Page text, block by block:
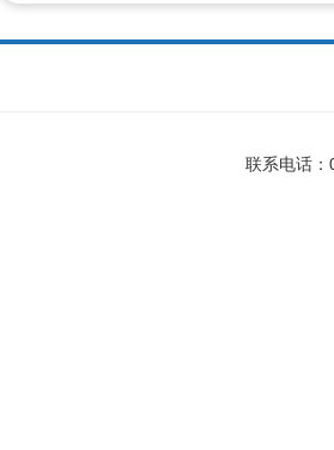
联系电话